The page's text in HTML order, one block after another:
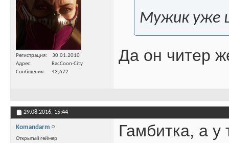
Регистрация
30.01.2010
Адрес
RacCoon-City
Сообщения
43,672
Мужик уже
Да он читер
29.08.2016, 15:44
Komandarm
Открытый геймер Гамбитка, а